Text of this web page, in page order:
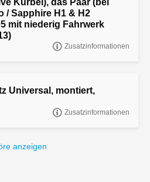
Kurbel), das Paar (bei
/ Sapphire H1 & H2
mit niederig Fahrwerk
Zusatzinformationen
Universal, montiert,
Zusatzinformationen
anzeigen